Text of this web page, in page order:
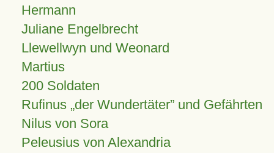
Hermann
Juliane Engelbrecht
Llewellwyn und Weonard
Martius
200 Soldaten
Rufinus „der Wundertäter” und Gefährten
Nilus von Sora
Peleusius von Alexandria